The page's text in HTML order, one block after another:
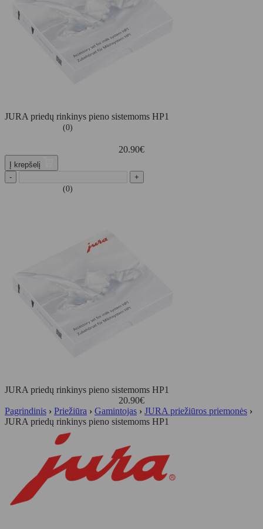
JURA priedų rinkinys pieno sistemoms HP1
(0)
20.90€
Į krepšelį
-
+
(0)
JURA priedų rinkinys pieno sistemoms HP1
20.90€
Pagrindinis › Priežiūra › Gamintojas › JURA priežiūros priemonės ›
JURA priedų rinkinys pieno sistemoms HP1